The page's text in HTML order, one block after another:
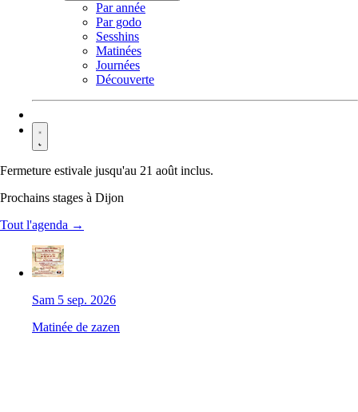
Par année
Par godo
Sesshins
Matinées
Journées
Découverte
Fermeture estivale jusqu'au 21 août inclus.
Prochains stages à Dijon
Tout l'agenda →
Sam 5 sep. 2026
Matinée de zazen